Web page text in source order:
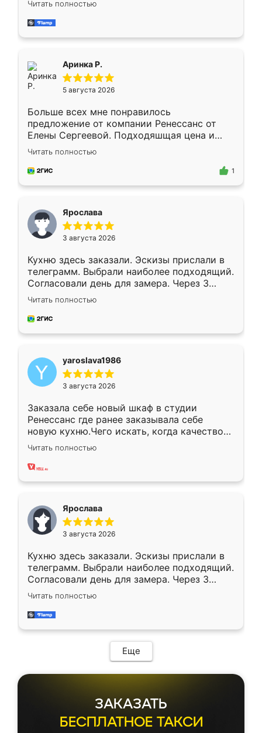
делу со всей ответственностью. Собрали
за день, ребята работали аккуратно, даже
Читать полностью
Аринка Р.
5 августа 2026
Больше всех мне понравилось
предложение от компании Ренессанс от
Елены Сергеевой. Подходяшщая цена и
короткие сроки изготовления. Приехавший
для замера сотрудник Владислав
предложил по моему эскизу самый
Читать полностью
1
Ярослава
3 августа 2026
Кухню здесь заказали. Эскизы прислали в
телеграмм. Выбрали наиболее подходящий.
Согласовали день для замера. Через 3
недели кухня была уже готова. Остались
довольны работой. Спасибо Ренессанс
мебель за качественную работу!
Читать полностью
yaroslava1986
3 августа 2026
Заказала себе новый шкаф в студии
Ренессанс где ранее заказывала себе
новую кухню.Чего искать, когда качеством
вполне довольна. Служит кухня уже почти
два года, нареканий нет.
Читать полностью
Ярослава
3 августа 2026
Кухню здесь заказали. Эскизы прислали в
телеграмм. Выбрали наиболее подходящий.
Согласовали день для замера. Через 3
недели кухня была уже готова. Остались
довольны работой. Спасибо Ренессанс
мебель за качественную работу!
Читать полностью
Еще
ЗАКАЗАТЬ
БЕСПЛАТНОЕ ТАКСИ